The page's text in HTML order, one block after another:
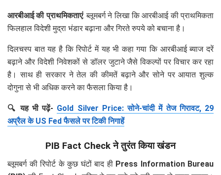
आरबीआई की प्राथमिकताएं: ब्लूमबर्ग ने लिखा कि आरबीआई की प्राथमिकता
फिलहाल विदेशी मुद्रा भंडार बढ़ाना और गिरते रुपये को बचाना है।
दिलचस्प बात यह है कि रिपोर्ट में यह भी कहा गया कि आरबीआई ब्याज दरें
बढ़ाने और विदेशी निवेशकों से डॉलर जुटाने जैसे विकल्पों पर विचार कर रहा
है। साथ ही सरकार ने तेल की कीमतें बढ़ाने और सोने पर आयात शुल्क
दोगुना से भी अधिक करने का फैसला किया है।
🔍 यह भी पढ़ें- Gold Silver Price: सोने-चांदी में तेज गिरावट, 29
अप्रैल के US Fed फैसले पर टिकी निगाहें
PIB Fact Check ने तुरंत किया खंडन
ब्लूमबर्ग की रिपोर्ट के कुछ घंटों बाद ही Press Information Bureau